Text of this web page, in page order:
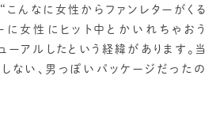
こんなに女性からファンレターがくる
に女性にヒット中とかいれちゃおう
ーアルしたという経緯があります。当
ない、男っぽいパッケージだったの